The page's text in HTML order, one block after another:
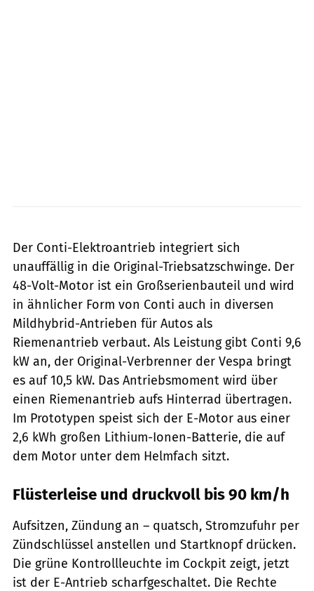
Der Conti-Elektroantrieb integriert sich
unauffällig in die Original-Triebsatzschwinge. Der
48-Volt-Motor ist ein Großserienbauteil und wird
in ähnlicher Form von Conti auch in diversen
Mildhybrid-Antrieben für Autos als
Riemenantrieb verbaut. Als Leistung gibt Conti 9,6
kW an, der Original-Verbrenner der Vespa bringt
es auf 10,5 kW. Das Antriebsmoment wird über
einen Riemenantrieb aufs Hinterrad übertragen.
Im Prototypen speist sich der E-Motor aus einer
2,6 kWh großen Lithium-Ionen-Batterie, die auf
dem Motor unter dem Helmfach sitzt.
Flüsterleise und druckvoll bis 90 km/h
Aufsitzen, Zündung an – quatsch, Stromzufuhr per
Zündschlüssel anstellen und Startknopf drücken.
Die grüne Kontrollleuchte im Cockpit zeigt, jetzt
ist der E-Antrieb scharfgeschaltet. Die Rechte